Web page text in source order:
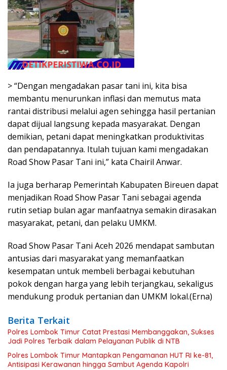
> “Dengan mengadakan pasar tani ini, kita bisa
membantu menurunkan inflasi dan memutus mata
rantai distribusi melalui agen sehingga hasil pertanian
dapat dijual langsung kepada masyarakat. Dengan
demikian, petani dapat meningkatkan produktivitas
dan pendapatannya. Itulah tujuan kami mengadakan
Road Show Pasar Tani ini,” kata Chairil Anwar.
Ia juga berharap Pemerintah Kabupaten Bireuen dapat
menjadikan Road Show Pasar Tani sebagai agenda
rutin setiap bulan agar manfaatnya semakin dirasakan
masyarakat, petani, dan pelaku UMKM.
Road Show Pasar Tani Aceh 2026 mendapat sambutan
antusias dari masyarakat yang memanfaatkan
kesempatan untuk membeli berbagai kebutuhan
pokok dengan harga yang lebih terjangkau, sekaligus
mendukung produk pertanian dan UMKM lokal.(Erna)
Berita Terkait
Polres Lombok Timur Catat Prestasi Membanggakan, Sukses
Jadi Polres Terbaik dalam Pelayanan Publik di NTB
Polres Lombok Timur Mantapkan Pengamanan HUT RI ke-81,
Antisipasi Kerawanan hingga Sambut Agenda Kapolri